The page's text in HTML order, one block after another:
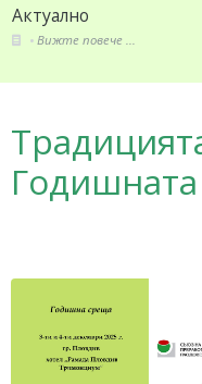
За СППЗ
Вижте повече ...